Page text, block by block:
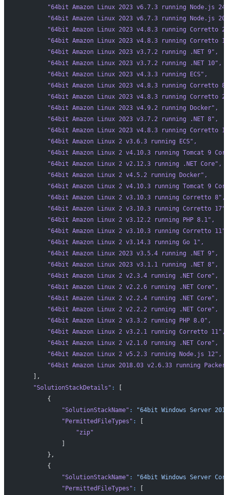
"64bit Amazon Linux 2023 v6.7.3 running Node.js
"64bit Amazon Linux 2023 v6.7.3 running Node.js
"64bit Amazon Linux 2023 v4.8.3 running Corretto
"64bit Amazon Linux 2023 v4.8.3 running Corretto
        "64bit Amazon Linux 2023 v3.7.2 running .NET 9"
,
        "64bit Amazon Linux 2023 v3.7.2 running .NET 10"
,
        "64bit Amazon Linux 2023 v4.3.3 running ECS"
,
"64bit Amazon Linux 2023 v4.8.3 running Corretto
"64bit Amazon Linux 2023 v4.8.3 running Corretto
        "64bit Amazon Linux 2023 v4.9.2 running Docker"
,
        "64bit Amazon Linux 2023 v3.7.2 running .NET 8"
,
"64bit Amazon Linux 2023 v4.8.3 running Corretto
        "64bit Amazon Linux 2 v3.6.3 running ECS"
,
"64bit Amazon Linux 2 v4.10.3 running Tomcat 9
        "64bit Amazon Linux 2 v2.12.3 running .NET Core"
,
        "64bit Amazon Linux 2 v4.5.2 running Docker"
,
"64bit Amazon Linux 2 v4.10.3 running Tomcat 9
        "64bit Amazon Linux 2 v3.10.3 running Corretto 8"
,
        "64bit Amazon Linux 2 v3.10.3 running Corretto 17"
        "64bit Amazon Linux 2 v3.12.2 running PHP 8.1"
,
        "64bit Amazon Linux 2 v3.10.3 running Corretto 11"
        "64bit Amazon Linux 2 v3.14.3 running Go 1"
,
        "64bit Amazon Linux 2023 v3.5.4 running .NET 9"
,
        "64bit Amazon Linux 2023 v3.1.1 running .NET 8"
,
        "64bit Amazon Linux 2 v2.3.4 running .NET Core"
,
        "64bit Amazon Linux 2 v2.2.6 running .NET Core"
,
        "64bit Amazon Linux 2 v2.2.4 running .NET Core"
,
        "64bit Amazon Linux 2 v2.2.2 running .NET Core"
,
        "64bit Amazon Linux 2 v3.3.2 running PHP 8.0"
,
        "64bit Amazon Linux 2 v3.2.1 running Corretto 11"
,
        "64bit Amazon Linux 2 v2.1.0 running .NET Core"
,
        "64bit Amazon Linux 2 v5.2.3 running Node.js 12"
,
"64bit Amazon Linux 2018.03 v2.6.33 running Packer
    ],
    "SolutionStackDetails"
:
[
        {
            "SolutionStackName"
:
"64bit Windows Server
            "PermittedFileTypes"
:
[
                "zip"
            ]
        },
        {
            "SolutionStackName"
:
"64bit Windows Server
            "PermittedFileTypes"
:
[